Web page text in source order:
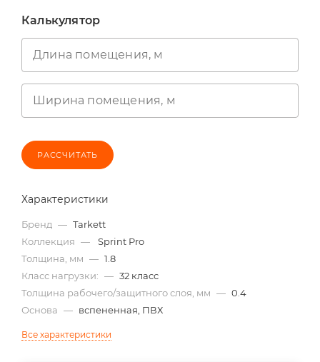
Калькулятор
Длина помещения, м
Ширина помещения, м
РАССЧИТАТЬ
Характеристики
Бренд — Tarkett
Коллекция —
Sprint Pro
Толщина, мм — 1.8
Класс нагрузки: — 32 класс
Толщина рабочего/защитного слоя, мм — 0.4
Основа — вспененная, ПВХ
Все характеристики